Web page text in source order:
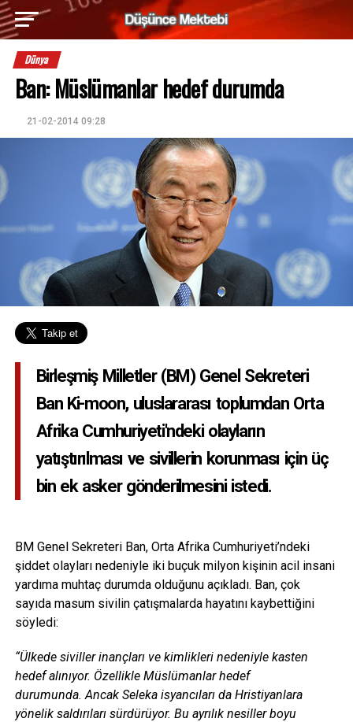
Dünya
Ban: Müslümanlar hedef durumda
21-02-2014 09:28
Birleşmiş Milletler (BM) Genel Sekreteri
Ban Ki-moon, uluslararası toplumdan Orta
Afrika Cumhuriyeti'ndeki olayların
yatıştırılması ve sivillerin korunması için üç
bin ek asker gönderilmesini istedi.
BM Genel Sekreteri Ban, Orta Afrika Cumhuriyeti’ndeki
şiddet olayları nedeniyle iki buçuk milyon kişinin acil insani
yardıma muhtaç durumda olduğunu açıkladı. Ban, çok
sayıda masum sivilin çatışmalarda hayatını kaybettiğini
söyledi:
“Ülkede siviller inançları ve kimlikleri nedeniyle kasten
hedef alınıyor. Özellikle Müslümanlar hedef
durumunda. Ancak Seleka isyancıları da Hristiyanlara
yönelik saldırıları sürdürüyor. Bu ayrılık nesiller boyu